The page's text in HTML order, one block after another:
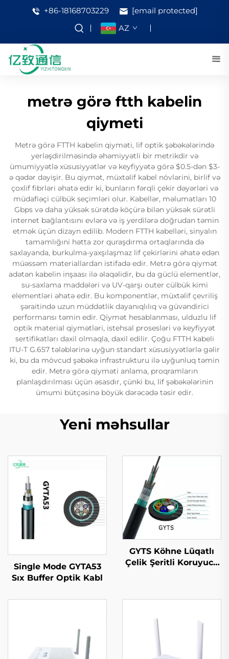
+86-18168703229
[email protected]
AZ
metrə görə ftth kabelin
qiymeti
Metrə görə FTTH kabelin qiyməti, lif optik şəbəkələrində
yerləşdirilməsində əhəmiyyətli bir metrikdir və
ümumiyyətlə xüsusiyyətlər və keyfiyyətə görə $0.5-dən $3-
ə qədər dəyişir. Bu qiymət, müxtəlif kabel növlərini, birlif və
çoxlif fibrləri əhatə edir ki, bunların fərqli çekir dəyərləri və
müdafiəçi cülbük seçimləri olur. Kabellər, məlumatları 10
Gbps və daha yüksək sürətdə köçürə bilən yüksək sürətli
internet bağlantısını evlərə və iş yerdilərə doğrudan təmin
etmək üçün dizayn edilib. Modern FTTH kabelləri, sinyalın
tamamlığıni hətta zor quraşdırma ortaqlarında də
saxlayanda, burkulma-yaxşılaşmaz lif çekirlərini əhatə edən
müəssəm materiallardan istifadə edir. Metrə görə qiymət
adətən kabelin inşaası ilə əlaqəlidir, bu da güclü elementlər,
su-saxlama maddələri və UV-qarşı outer cülbük kimi
elementləri əhatə edir. Bu komponentlər, müxtəlif çevriliş
şəraitində uzun müddətlik dayanıqlılıq və güvəndirici
performansı təmin edir. Qiymət hesablanması, ulduzlu lif
optik material qiymətləri, istehsal prosesləri və keyfiyyət
sertifikatları daxil olmaqla, daxil edilir. Çoğu FTTH kabeli
ITU-T G.657 tələblərinə uyğun standart xüsusiyyətlərlə gəlir
ki, bu da mövcud şəbəkə infrastrukturu ilə uyğunluq təmin
edir. Metrə görə qiyməti anlama, proqramların
planlaşdırılması üçün əsasdır, çünki bu, lif şəbəkələrinin
ümumi bütçəsinə böyük dərəcədə təsir edir.
Yeni məhsullar
Single Mode GYTA53
Sıx Buffer Optik Kabl
GYTS Köhne Lüqatlı
Çelik Şeritli Koruyucu